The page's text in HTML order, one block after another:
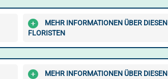
MEHR INFORMATIONEN ÜBER DIESEN
FLORISTEN
MEHR INFORMATIONEN ÜBER DIESEN